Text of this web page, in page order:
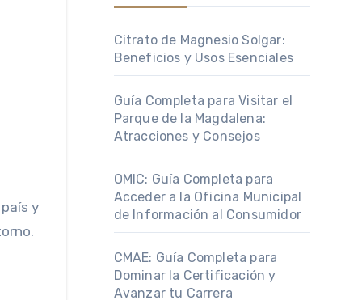
y
Citrato de Magnesio Solgar:
Beneficios y Usos Esenciales
Guía Completa para Visitar el
Parque de la Magdalena:
Atracciones y Consejos
OMIC: Guía Completa para
Acceder a la Oficina Municipal
de Información al Consumidor
CMAE: Guía Completa para
Dominar la Certificación y
Avanzar tu Carrera